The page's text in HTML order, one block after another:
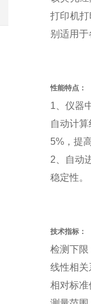
打印机
别适用于
性能特点：
1、仪器
自动计
5%，提
2、自动
稳定性。
技术指标：
检测下限
线性相关
相对标